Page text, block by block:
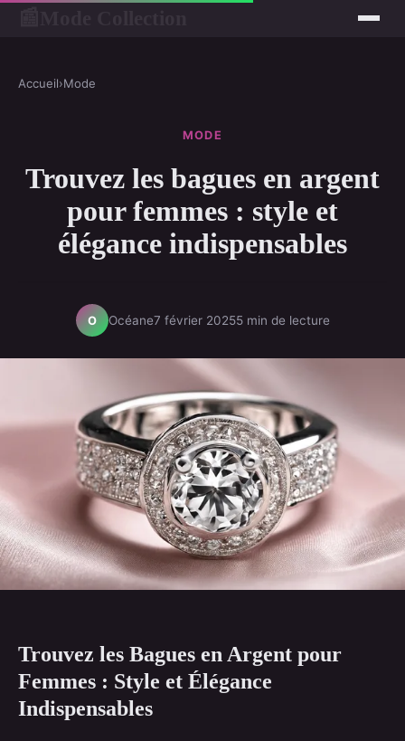
Accueil›Mode
MODE
Trouvez les bagues en argent
pour femmes : style et
élégance indispensables
O Océane7 février 20255 min de lecture
Trouvez les Bagues en Argent pour
Femmes : Style et Élégance
Indispensables